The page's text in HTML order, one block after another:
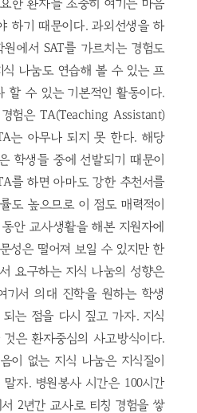
한 환자를 소중히 여기는 마음
하기 때문이다. 과외선생을 하
에서 SAT를 가르치는 경험도
나눔도 연습해 볼 수 있는 프
할 수 있는 기본적인 활동이다.
험은 TA(Teaching Assistant)
는 아무나 되지 못 한다. 해당
학생들 중에 선발되기 때문이
를 하면 아마도 강한 추천서를
도 높으므로 이 점도 매력적이
안 교사생활을 해본 지원자에
성은 떨어져 보일 수 있지만 한
요구하는 지식 나눔의 성향은
기서 의대 진학을 원하는 학생
는 점을 다시 짚고 가자. 지식
은 환자중심의 사고방식이다.
이 없는 지식 나눔은 지식질이
자. 병원봉사 시간은 100시간
2년간 교사로 티칭 경험을 쌓